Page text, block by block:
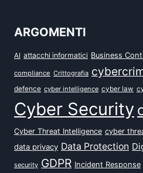
ARGOMENTI
AI attacchi informatici Business
compliance Crittografia
defence cyber intelligence cyber law
Cyber Security
Cyber Threat Intelligence cyber
data privacy Data Protection
security GDPR Incident Response